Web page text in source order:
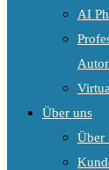
AI
Über uns
Über